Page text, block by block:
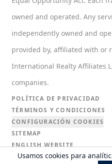
owned and operated. Any
independently owned and
provided by, affiliated with or
International Realty Affiliates
companies.
POLÍTICA DE PRIVACIDAD
TÉRMINOS Y CONDICIONES
CONFIGURACIÓN COOKIES
SITEMAP
ENGLISH WEBSITE
SITIO EN PORTUGUÉS
Usamos cookies para